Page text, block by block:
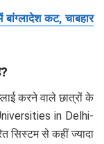
कट, चाबहार
करने वाले छात्रों के
in Delhi-
सिस्टम से कहीं ज्यादा